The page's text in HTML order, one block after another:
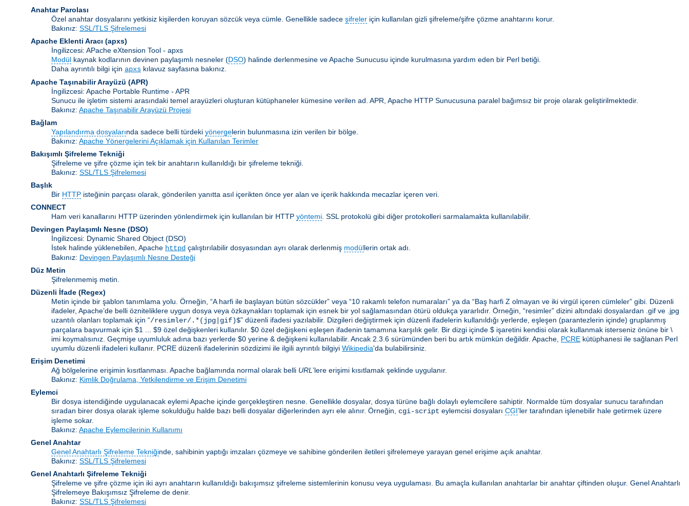
Anahtar Parolası
Özel anahtar dosyalarını yetkisiz kişilerden koruyan sözcük veya cümle. Genellikle sadece şifreler için kullanılan gizli şifreleme/şifre çözme anahtarını korur.
Bakınız: SSL/TLS Şifrelemesi
Apache Eklenti Aracı (apxs)
İngilizcesi: APache eXtension Tool - apxs
Modül kaynak kodlarının devinen paylaşımlı nesneler (DSO) halinde derlenmesine ve Apache Sunucusu içinde kurulmasına yardım eden bir Perl betiği.
Daha ayrıntılı bilgi için apxs kılavuz sayfasına bakınız.
Apache Taşınabilir Arayüzü (APR)
İngilizcesi: Apache Portable Runtime - APR
Sunucu ile işletim sistemi arasındaki temel arayüzleri oluşturan kütüphaneler kümesine verilen ad. APR, Apache HTTP Sunucusuna paralel bağımsız bir proje olarak geliştirilmektedir.
Bakınız: Apache Taşınabilir Arayüzü Projesi
Bağlam
Yapılandırma dosyalarında sadece belli türdeki yönergelerin bulunmasına izin verilen bir bölge.
Bakınız: Apache Yönergelerini Açıklamak için Kullanılan Terimler
Bakışımlı Şifreleme Tekniği
Şifreleme ve şifre çözme için tek bir anahtarın kullanıldığı bir şifreleme tekniği.
Bakınız: SSL/TLS Şifrelemesi
Başlık
Bir HTTP isteğinin parçası olarak, gönderilen yanıtta asıl içerikten önce yer alan ve içerik hakkında mecazlar içeren veri.
CONNECT
Ham veri kanallarını HTTP üzerinden yönlendirmek için kullanılan bir HTTP yöntemi . SSL protokolü gibi diğer protokolleri sarmalamakta kullanılabilir.
Devingen Paylaşımlı Nesne (DSO)
İngilizcesi: Dynamic Shared Object (DSO)
İstek halinde yüklenebilen, Apache httpd çalıştırılabilir dosyasından ayrı olarak derlenmiş modüllerin ortak adı.
Bakınız: Devingen Paylaşımlı Nesne Desteği
Düz Metin
Şifrelenmemiş metin.
Düzenli İfade (Regex)
Metin içinde bir şablon tanımlama yolu. Örneğin, “A harfi ile başlayan bütün sözcükler” veya “10 rakamlı telefon numaraları” ya da “Baş harfi Z olmayan ve iki virgül içeren cümleler” gibi. Düzenli
ifadeler, Apache’de belli özniteliklere uygun dosya veya özkaynakları toplamak için esnek bir yol sağlamasından ötürü oldukça yararlıdır. Örneğin, “resimler” dizini altındaki dosyalardan .gif ve .jpg
uzantılı olanları toplamak için “/resimler/.*(jpg|gif)$” düzenli ifadesi yazılabilir. Dizgileri değiştirmek için düzenli ifadelerin kullanıldığı yerlerde, eşleşen (parantezlerin içinde) gruplanmış
parçalara başvurmak için $1 ... $9 özel değişkenleri kullanılır. $0 özel değişkeni eşleşen ifadenin tamamına karşılık gelir. Bir dizgi içinde $ işaretini kendisi olarak kullanmak isterseniz önüne bir \
imi koymalısınız. Geçmişe uyumluluk adına bazı yerlerde $0 yerine & değişkeni kullanılabilir. Ancak 2.3.6 sürümünden beri bu artık mümkün değildir. Apache, PCRE kütüphanesi ile sağlanan Perl
uyumlu düzenli ifadeleri kullanır. PCRE düzenli ifadelerinin sözdizimi ile ilgili ayrıntılı bilgiyi Wikipedia'da bulabilirsiniz.
Erişim Denetimi
Ağ bölgelerine erişimin kısıtlanması. Apache bağlamında normal olarak belli URL ’lere erişimi kısıtlamak şeklinde uygulanır.
Bakınız: Kimlik Doğrulama, Yetkilendirme ve Erişim Denetimi
Eylemci
Bir dosya istendiğinde uygulanacak eylemi Apache içinde gerçekleştiren nesne. Genellikle dosyalar, dosya türüne bağlı dolaylı eylemcilere sahiptir. Normalde tüm dosyalar sunucu tarafından
sıradan birer dosya olarak işleme sokulduğu halde bazı belli dosyalar diğerlerinden ayrı ele alınır. Örneğin, cgi-script eylemcisi dosyaları CGI’ler tarafından işlenebilir hale getirmek üzere
işleme sokar.
Bakınız: Apache Eylemcilerinin Kullanımı
Genel Anahtar
Genel Anahtarlı Şifreleme Tekniğinde, sahibinin yaptığı imzaları çözmeye ve sahibine gönderilen iletileri şifrelemeye yarayan genel erişime açık anahtar.
Bakınız: SSL/TLS Şifrelemesi
Genel Anahtarlı Şifreleme Tekniği
Şifreleme ve şifre çözme için iki ayrı anahtarın kullanıldığı bakışımsız şifreleme sistemlerinin konusu veya uygulaması. Bu amaçla kullanılan anahtarlar bir anahtar çiftinden oluşur. Genel Anahtarlı
Şifrelemeye Bakışımsız Şifreleme de denir.
Bakınız: SSL/TLS Şifrelemesi